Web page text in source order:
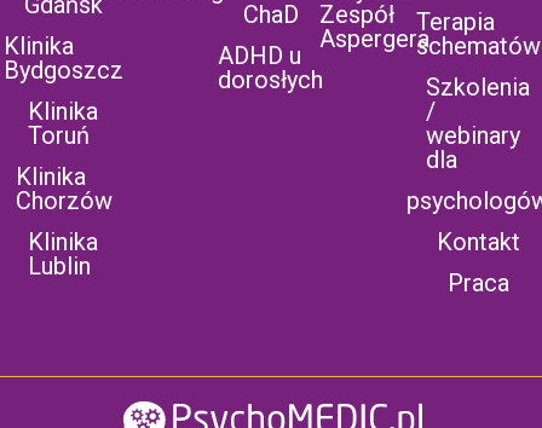
Klinika
Bydgoszcz
Klinika
Toruń
Klinika
Chorzów
Klinika
Lublin
ChaD
ADHD u
dorosłych
Zespół
Aspergera
Terapia
schematów
Szkolenia
/
webinary
dla
Kontakt
Praca